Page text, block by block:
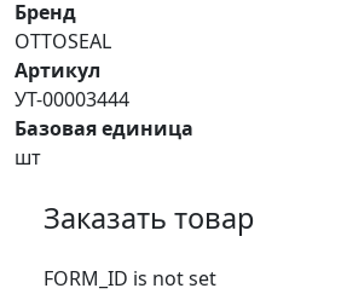
Бренд
OTTOSEAL
Артикул
УТ-00003444
Базовая единица
шт
Заказать товар
FORM_ID is not set